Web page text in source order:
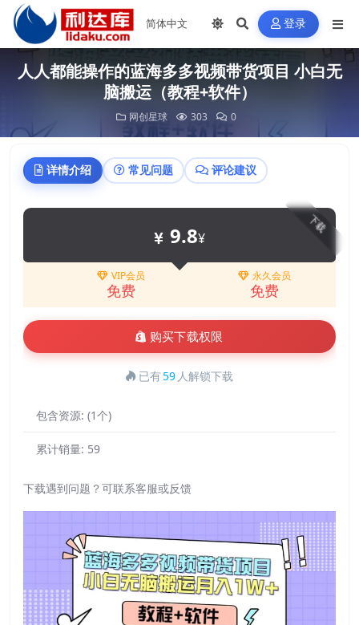
登录
人人都能操作的蓝海多多视频带货项目 小白无
脑搬运（教程+软件）
网创星球 303 0
详情介绍 常见问题 评论建议
下载
9.8¥
VIP会员
免费
永久会员
免费
购买下载权限
已有59 人解锁下载
包含资源: (1个)
累计销量: 59
下载遇到问题？可联系客服或反馈